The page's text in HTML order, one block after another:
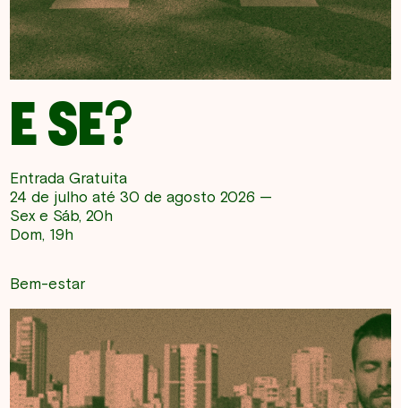
E SE?
Entrada Gratuita
24 de julho até 30 de agosto 2026 —
Sex e Sáb, 20h
Dom, 19h
Bem-estar